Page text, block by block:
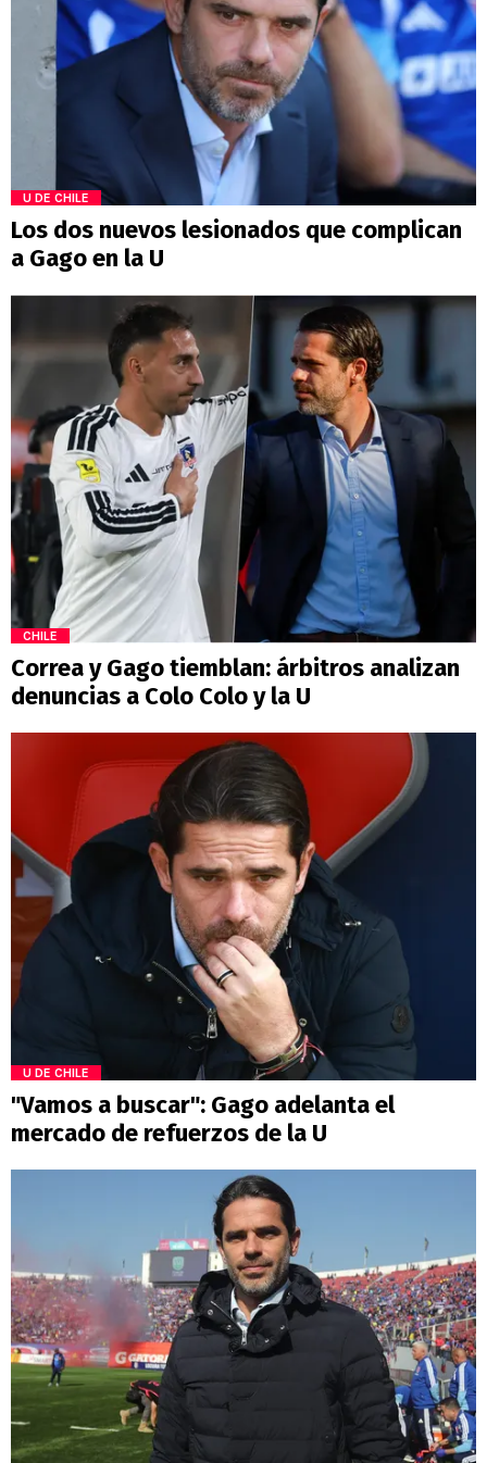
U DE CHILE
Los dos nuevos lesionados que complican
a Gago en la U
CHILE
Correa y Gago tiemblan: árbitros analizan
denuncias a Colo Colo y la U
U DE CHILE
"Vamos a buscar": Gago adelanta el
mercado de refuerzos de la U